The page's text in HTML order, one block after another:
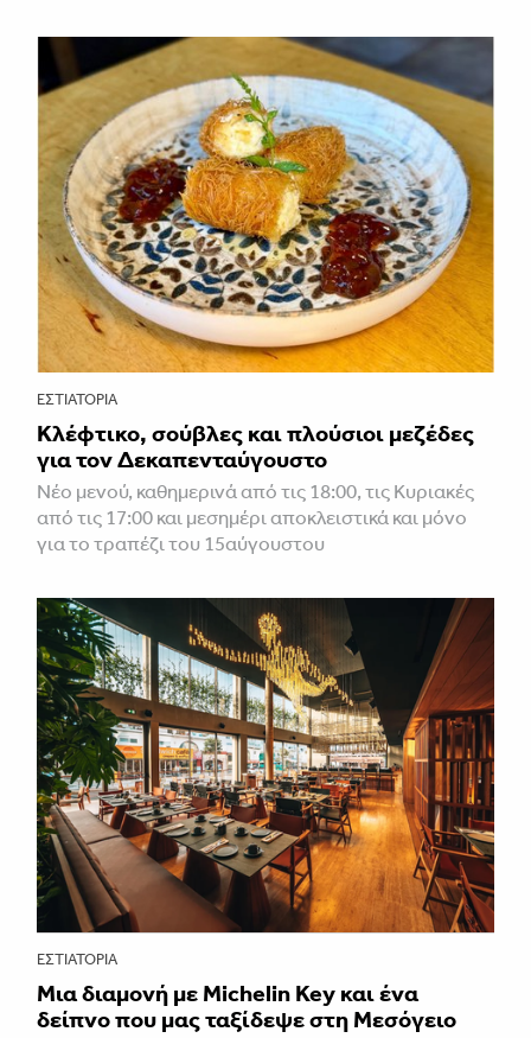
ΕΣΤΙΑΤΌΡΙΑ
Κλέφτικο, σούβλες και πλούσιοι μεζέδες
για τον Δεκαπενταύγουστο
Νέο μενού, καθημερινά από τις 18:00, τις Κυριακές
από τις 17:00 και μεσημέρι αποκλειστικά και μόνο
για το τραπέζι του 15αύγουστου
ΕΣΤΙΑΤΌΡΙΑ
Μια διαμονή με Michelin Key και ένα
δείπνο που μας ταξίδεψε στη Μεσόγειο